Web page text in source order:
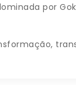
por